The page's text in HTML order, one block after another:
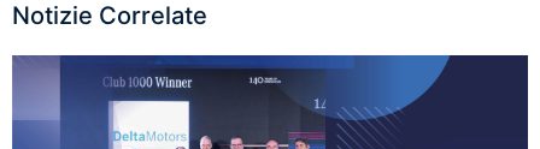
Notizie Correlate